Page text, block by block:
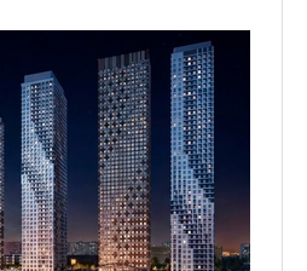
19 июля
ДГП открыл летний
кинотеатр на территории
Хлебзавода №9
17 июля
Стартовал новый сезон
Всероссийской премии в
области деревянной
архитектуры